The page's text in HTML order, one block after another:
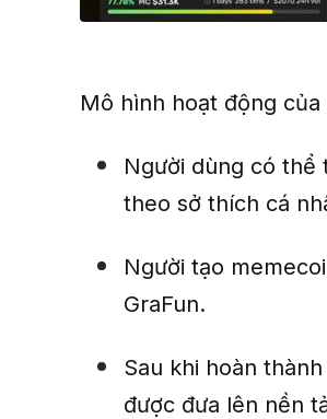
Mô hình hoạt động
Người dùng có thể
theo sở thích cá
Người tạo
GraFun.
Sau khi hoàn
được đưa lên nền